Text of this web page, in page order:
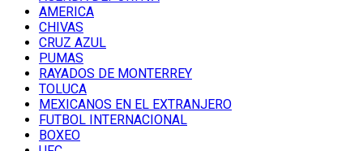
AMERICA
CHIVAS
CRUZ AZUL
PUMAS
RAYADOS DE MONTERREY
TOLUCA
MEXICANOS EN EL EXTRANJERO
FUTBOL INTERNACIONAL
BOXEO